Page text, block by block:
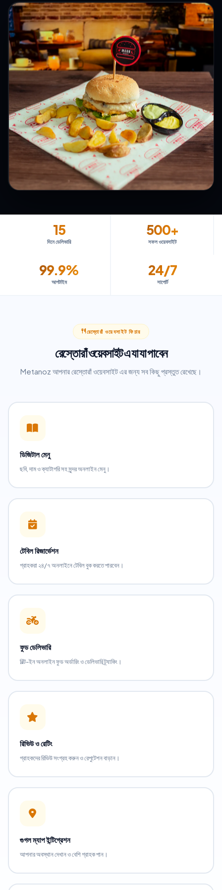
15
দিনে ডেলিভারি
500+
সফল ওয়েবসাইট
99.9%
আপটাইম
24/7
সাপোর্ট
রেস্তোরাঁ ওয়েবসাইট ফিচার
রেস্তোরাঁ ওয়েবসাইট এ যা যা পাবেন
Metanoz আপনার রেস্তোরাঁ ওয়েবসাইট এর জন্য সব কিছু প্রস্তুত রেখেছে।
ডিজিটাল মেনু
ছবি, দাম ও ক্যাটাগরি সহ সুন্দর অনলাইন মেনু।
টেবিল রিজার্ভেশন
গ্রাহকরা ২৪/৭ অনলাইনে টেবিল বুক করতে পারবেন।
ফুড ডেলিভারি
বিল্ট-ইন অনলাইন ফুড অর্ডারিং ও ডেলিভারি ট্র্যাকিং।
রিভিউ ও রেটিং
গ্রাহকদের রিভিউ সংগ্রহ করুন ও রেপুটেশন বাড়ান।
গুগল ম্যাপ ইন্টিগ্রেশন
আপনার অবস্থান দেখান ও বেশি গ্রাহক পান।